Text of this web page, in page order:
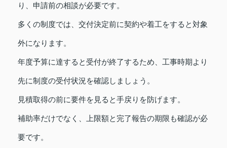
り、申請前の相談が必要です。
多くの制度では、交付決定前に契約や着工をすると対象
外になります。
年度予算に達すると受付が終了するため、工事時期より
先に制度の受付状況を確認しましょう。
見積取得の前に要件を見ると手戻りを防げます。
補助率だけでなく、上限額と完了報告の期限も確認が必
要です。